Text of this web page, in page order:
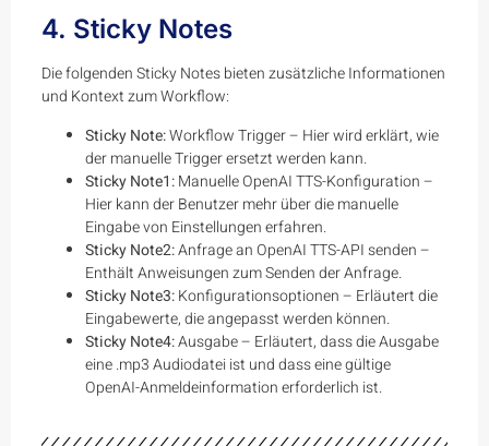
4. Sticky Notes
Die folgenden Sticky Notes bieten zusätzliche Informationen
und Kontext zum Workflow:
Sticky Note:Workflow Trigger – Hier wird erklärt, wie
der manuelle Trigger ersetzt werden kann.
Sticky Note1:Manuelle OpenAI TTS-Konfiguration –
Hier kann der Benutzer mehr über die manuelle
Eingabe von Einstellungen erfahren.
Sticky Note2:Anfrage an OpenAI TTS-API senden –
Enthält Anweisungen zum Senden der Anfrage.
Sticky Note3:Konfigurationsoptionen – Erläutert die
Eingabewerte, die angepasst werden können.
Sticky Note4:Ausgabe – Erläutert, dass die Ausgabe
eine .mp3 Audiodatei ist und dass eine gültige
OpenAI-Anmeldeinformation erforderlich ist.